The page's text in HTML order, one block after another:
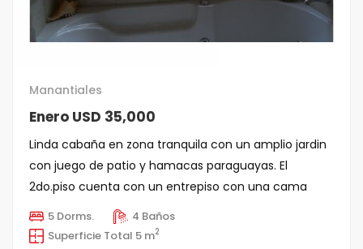
Manantiales
Enero USD 35,000
Linda cabaña en zona tranquila con un amplio jardin
con juego de patio y hamacas paraguayas. El
2do.piso cuenta con un entrepiso con una cama
para visitas apar [...]
5 Dorms.
4 Baños
Superficie Total 5 m2